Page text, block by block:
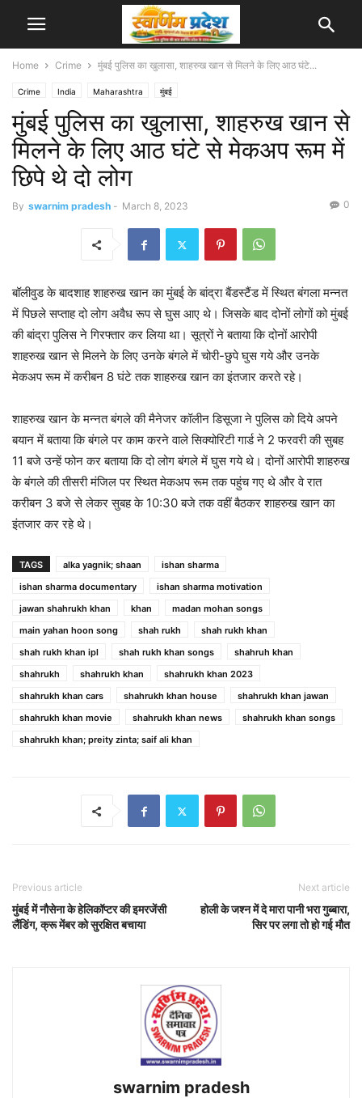
Home Crime मुंबई पुलिस का खुलासा, शाहरुख खान से मिलने के लिए आठ घंटे...
Crime India Maharashtra मुंबई
मुंबई पुलिस का खुलासा, शाहरुख खान से
मिलने के लिए आठ घंटे से मेकअप रूम में
छिपे थे दो लोग
By swarnim pradesh - March 8, 2023 0
बॉलीवुड के बादशाह शाहरुख खान का मुंबई के बांद्रा बैंडस्टैंड में स्थित बंगला मन्नत
में पिछले सप्ताह दो लोग अवैध रूप से घुस आए थे। जिसके बाद दोनों लोगों को मुंबई
की बांद्रा पुलिस ने गिरफ्तार कर लिया था। सूत्रों ने बताया कि दोनों आरोपी
शाहरुख खान से मिलने के लिए उनके बंगले में चोरी-छुपे घुस गये और उनके
मेकअप रूम में करीबन 8 घंटे तक शाहरुख खान का इंतजार करते रहे।
शाहरुख खान के मन्नत बंगले की मैनेजर कॉलीन डिसूजा ने पुलिस को दिये अपने
बयान में बताया कि बंगले पर काम करने वाले सिक्योरिटी गार्ड ने 2 फरवरी की सुबह
11 बजे उन्हें फोन कर बताया कि दो लोग बंगले में घुस गये थे। दोनों आरोपी शाहरुख
के बंगले की तीसरी मंजिल पर स्थित मेकअप रूम तक पहुंच गए थे और वे रात
करीबन 3 बजे से लेकर सुबह के 10:30 बजे तक वहीं बैठकर शाहरुख खान का
इंतजार कर रहे थे।
TAGS alka yagnik; shaan
ishan sharma
ishan sharma documentary
ishan sharma motivation
jawan shahrukh khan
khan
madan mohan songs
main yahan hoon song
shah rukh
shah rukh khan
shah rukh khan ipl
shah rukh khan songs
shahruh khan
shahrukh
shahrukh khan
shahrukh khan 2023
shahrukh khan cars
shahrukh khan house
shahrukh khan jawan
shahrukh khan movie
shahrukh khan news
shahrukh khan songs
shahrukh khan; preity zinta; saif ali khan
Previous article
मुंबई में नौसेना के हेलिकॉप्टर की इमरजेंसी
लैंडिंग, क्रू मेंबर को सुरक्षित बचाया
Next article
होली के जश्न में दे मारा पानी भरा गुब्बारा,
सिर पर लगा तो हो गई मौत
swarnim pradesh